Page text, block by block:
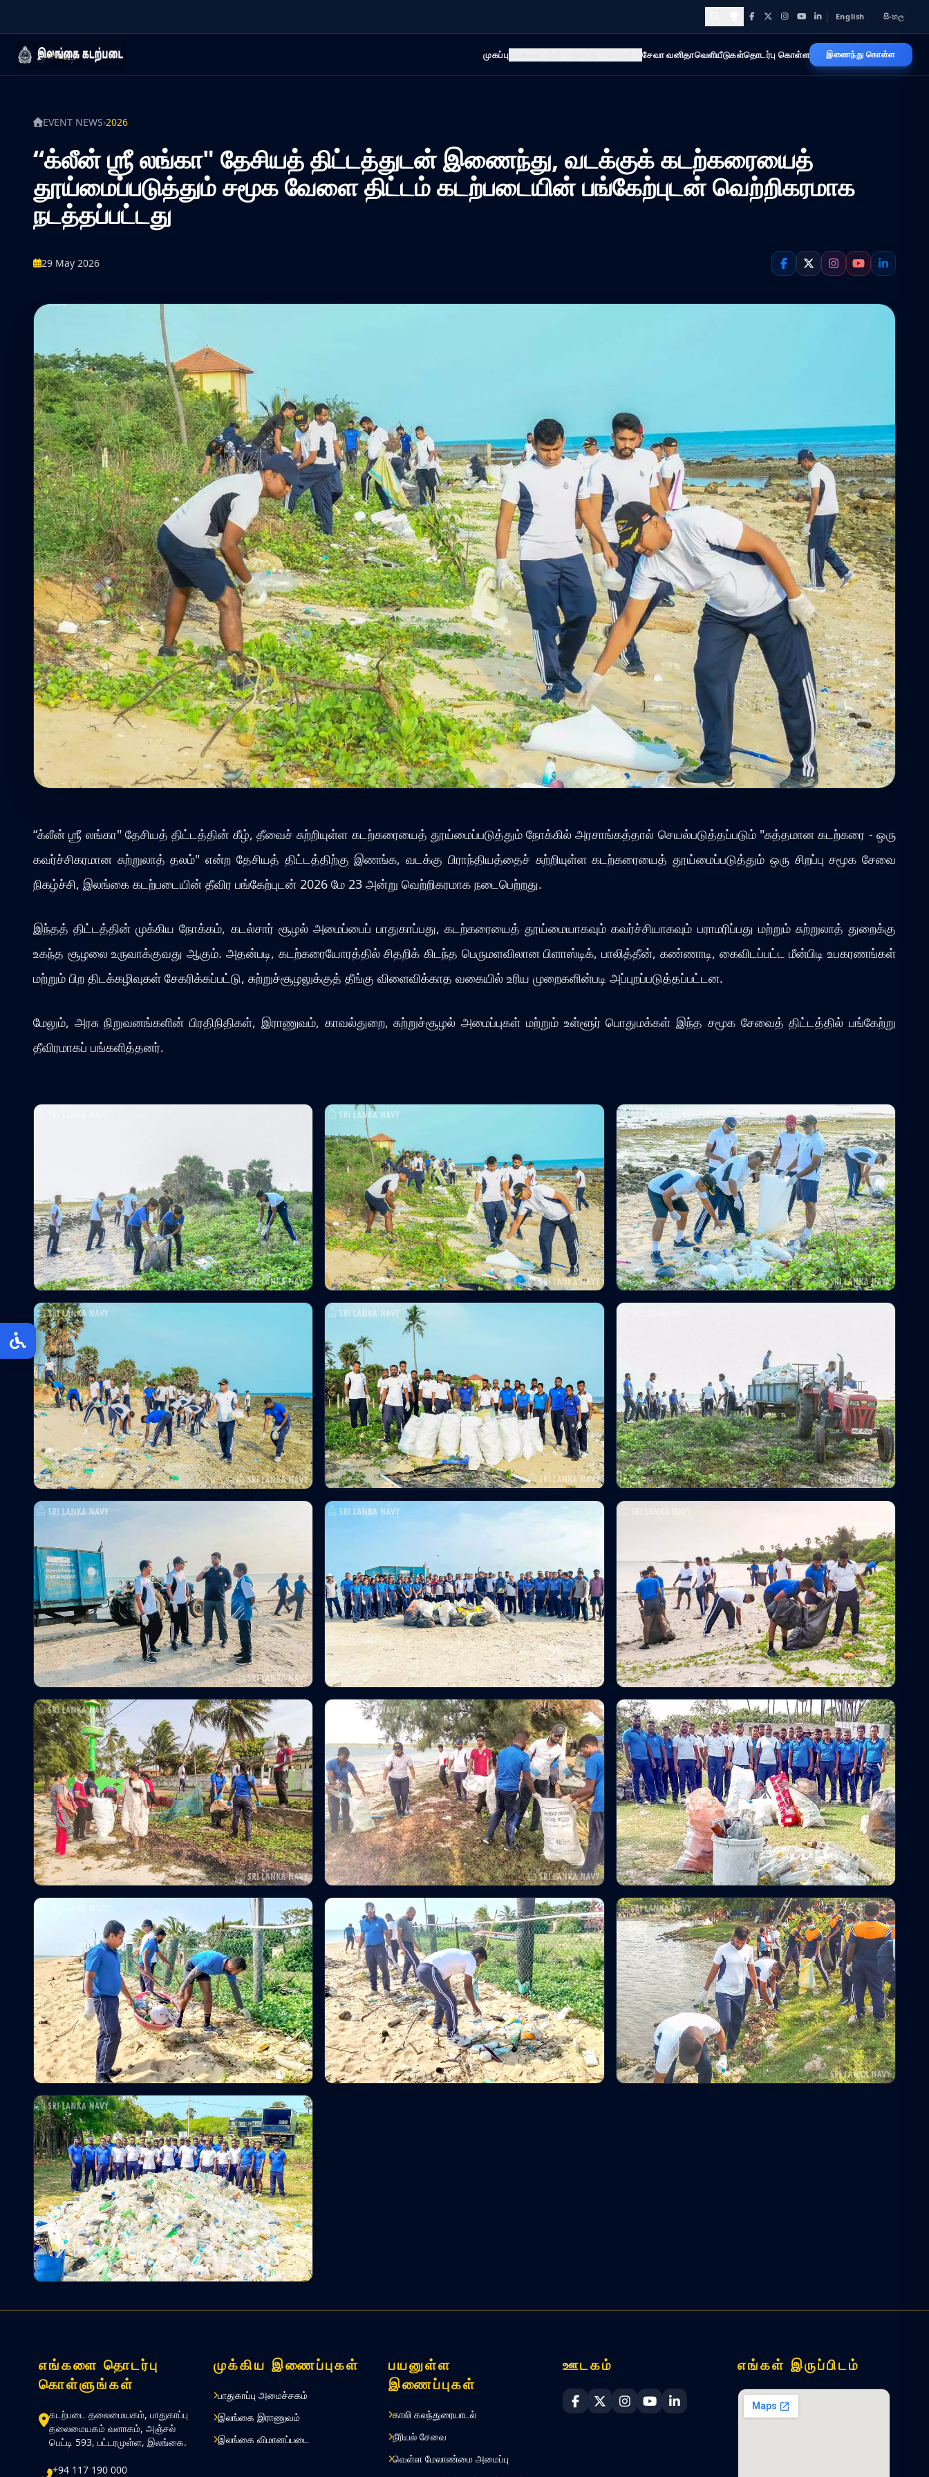
Awards and Achievements
Facebook
X Instagram
YouTubeLinkedInEnglish සිංහල
முகப்புஎங்களை பற்றி சேவா வனிதாவெளியீடுகள்தொடர்பு கொள்ள இணைந்து கொள்ள
EVENT NEWS›2026
“க்லீன் ஶ்ரீ லங்கா" தேசியத் திட்டத்துடன் இணைந்து, வடக்குக் கடற்கரையைத்
தூய்மைப்படுத்தும் சமூக வேளை திட்டம் கடற்படையின் பங்கேற்புடன் வெற்றிகரமாக
நடத்தப்பட்டது
29 May 2026
“க்லீன் ஶ்ரீ லங்கா" தேசியத் திட்டத்தின் கீழ், தீவைச் சுற்றியுள்ள கடற்கரையைத் தூய்மைப்படுத்தும் நோக்கில் அரசாங்கத்தால் செயல்படுத்தப்படும் "சுத்தமான கடற்கரை - ஒரு
கவர்ச்சிகரமான சுற்றுலாத் தலம்" என்ற தேசியத் திட்டத்திற்கு இணங்க, வடக்கு பிராந்தியத்தைச் சுற்றியுள்ள கடற்கரையைத் தூய்மைப்படுத்தும் ஒரு சிறப்பு சமூக சேவை
நிகழ்ச்சி, இலங்கை கடற்படையின் தீவிர பங்கேற்புடன் 2026 மே 23 அன்று வெற்றிகரமாக நடைபெற்றது.
இந்தத் திட்டத்தின் முக்கிய நோக்கம், கடல்சார் சூழல் அமைப்பைப் பாதுகாப்பது, கடற்கரையைத் தூய்மையாகவும் கவர்ச்சியாகவும் பராமரிப்பது மற்றும் சுற்றுலாத் துறைக்கு
உகந்த சூழலை உருவாக்குவது ஆகும். அதன்படி, கடற்கரையோரத்தில் சிதறிக் கிடந்த பெருமளவிலான பிளாஸ்டிக், பாலித்தீன், கண்ணாடி, கைவிடப்பட்ட மீன்பிடி உபகரணங்கள்
மற்றும் பிற திடக்கழிவுகள் சேகரிக்கப்பட்டு, சுற்றுச்சூழலுக்குத் தீங்கு விளைவிக்காத வகையில் உரிய முறைகளின்படி அப்புறப்படுத்தப்பட்டன.
மேலும், அரசு நிறுவனங்களின் பிரதிநிதிகள், இராணுவம், காவல்துறை, சுற்றுச்சூழல் அமைப்புகள் மற்றும் உள்ளூர் பொதுமக்கள் இந்த சமூக சேவைத் திட்டத்தில் பங்கேற்று
தீவிரமாகப் பங்களித்தனர்.
எங்களை தொடர்பு
கொள்ளுங்கள்
கடற்படை தலைமையகம், பாதுகாப்பு
தலைமையகம் வளாகம், அஞ்சல்
பெட்டி 593, பட்டரமுள்ள, இலங்கை.
+94 117 190 000
முக்கிய இணைப்புகள்
பாதுகாப்பு அமைச்சகம்
இலங்கை இராணுவம்
இலங்கை விமானப்படை
பயனுள்ள
இணைப்புகள்
காலி கலந்துரையாடல்
நீரியல் சேவை
வெள்ள மேலாண்மை அமைப்பு
ஊடகம்
Sri Lanka Navy Facebook
Sri Lanka Navy X
Sri Lanka Navy Instagram
Sri Lanka Navy YouTube
Sri Lanka Navy LinkedIn
எங்கள் இருப்பிடம்